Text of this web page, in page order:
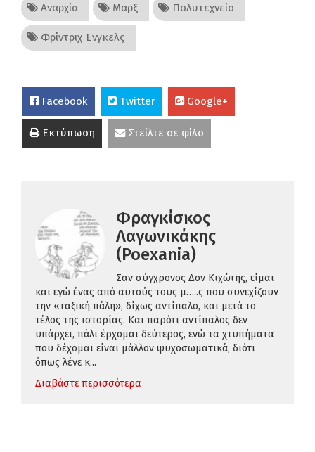
Αναρχία Μαρξ Πολυτεχνείο
Φρίντριχ Ένγκελς
Facebook Twitter Google+
Εκτύπωση Στείλτε σε φίλο
Φραγκίσκος
Λαγωνικάκης
(Poexania)
Σαν σύγχρονος Δον Κιχώτης, είμαι
και εγώ ένας από αυτούς τους μ…..ς που συνεχίζουν
την «ταξική πάλη», δίχως αντίπαλο, και μετά το
τέλος της ιστορίας. Και παρότι αντίπαλος δεν
υπάρχει, πάλι έρχομαι δεύτερος, ενώ τα χτυπήματα
που δέχομαι είναι μάλλον ψυχοσωματικά, διότι
όπως λένε κ...
Διαβάστε περισσότερα